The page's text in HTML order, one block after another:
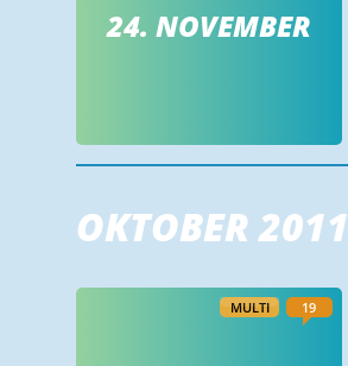
24. NOVEMBER
OKTOBER 2011
MULTI 19